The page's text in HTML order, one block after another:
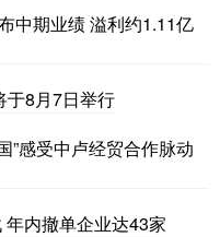
中期业绩 溢利约1.11亿
于8月7日举行
”感受中卢经贸合作脉动
内撤单企业达43家